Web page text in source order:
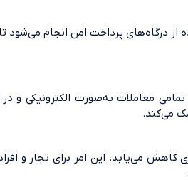
درگاه‌های پرداخت امن انجام می‌شود
تمامی معاملات به‌صورت الکترونیکی
می‌کند.
می‌یابد. این امر برای تجار و